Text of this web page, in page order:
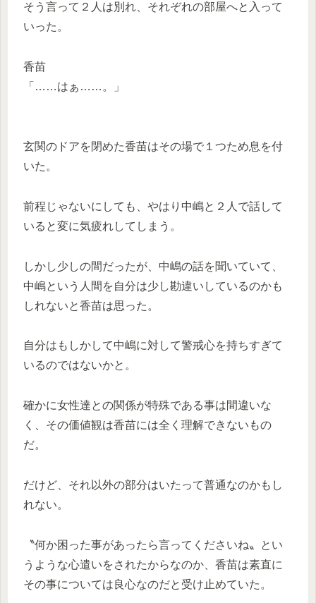
そう言って２人は別れ、それぞれの部屋へと入って
いった。
香苗
「……はぁ……。」
玄関のドアを閉めた香苗はその場で１つため息を付
いた。
前程じゃないにしても、やはり中嶋と２人で話して
いると変に気疲れしてしまう。
しかし少しの間だったが、中嶋の話を聞いていて、
中嶋という人間を自分は少し勘違いしているのかも
しれないと香苗は思った。
自分はもしかして中嶋に対して警戒心を持ちすぎて
いるのではないかと。
確かに女性達との関係が特殊である事は間違いな
く、その価値観は香苗には全く理解できないもの
だ。
だけど、それ以外の部分はいたって普通なのかもし
れない。
〝何か困った事があったら言ってくださいね〟とい
うような心遣いをされたからなのか、香苗は素直に
その事については良心なのだと受け止めていた。